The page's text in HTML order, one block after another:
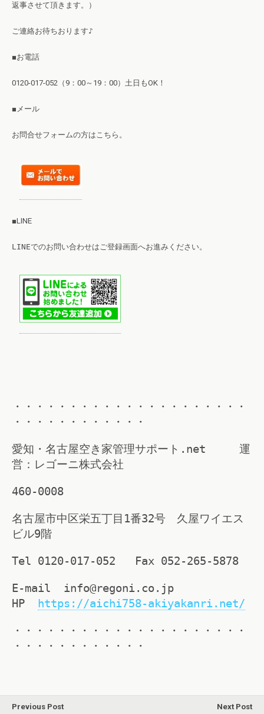
返事させて頂きます。）
ご連絡お待ちおります♪
■お電話
0120-017-052（9：00～19：00）土日もOK！
■メール
お問合せフォームの方はこちら。
■LINE
LINEでのお問い合わせはご登録画面へお進みください。
・・・・・・・・・・・・・・・・・・・・・
・・・・・・・・・・・・
愛知・名古屋空き家管理サポート.net 運
営：レゴーニ株式会社
460-0008
名古屋市中区栄五丁目1番32号 久屋ワイエス
ビル9階
Tel 0120-017-052 Fax 052-265-5878
E-mail info@regoni.co.jp
HP
https://aichi758-akiyakanri.net/
・・・・・・・・・・・・・・・・・・・・・
・・・・・・・・・・・・
Previous Post
Next Post